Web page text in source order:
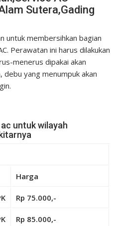
Sutera,Gading
untuk membersihkan bagian
Perawatan ini harus dilakukan
menerus dipakai akan
yang menumpuk akan
untuk wilayah
Harga
Rp 75.000,-
Rp 85.000,-